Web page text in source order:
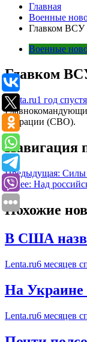
Главная
Военные
Главком ВСУ
Военные
Главком
Lenta.ru1 год спустя
операции (СВО).
Навигация
Предыдущая: Силы
Далее: Над
Похожие
В США
Lenta.ru6 месяцев
На Украине
Lenta.ru6 месяцев